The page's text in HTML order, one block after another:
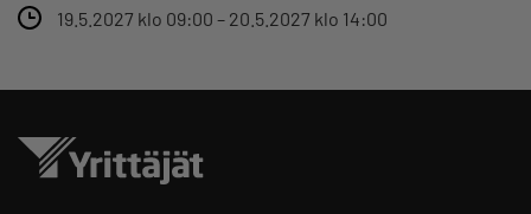
19.5.2027 klo 09:00 – 20.5.2027 klo 14:00